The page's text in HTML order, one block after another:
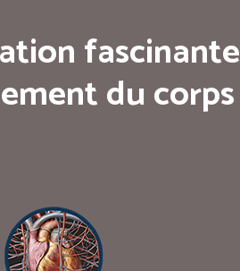
fascinante
du corps